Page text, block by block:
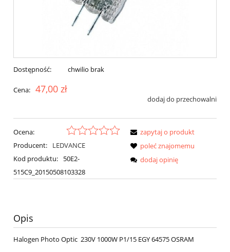
Dostępność: chwilio brak
Cena: 47,00 zł
dodaj do przechowalni
Ocena:
Producent:
LEDVANCE
Kod produktu:
50E2-
515C9_20150508103328
zapytaj o produkt
poleć znajomemu
dodaj opinię
Opis
Halogen Photo Optic 230V 1000W P1/15 EGY 64575 OSRAM